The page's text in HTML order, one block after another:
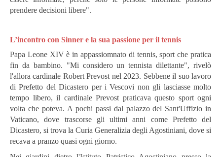
prendere decisioni libere".
L’incontro con Sinner e la sua passione per il tennis
Papa Leone XIV è in appassiomnato di tennis, sport che pratica
fin da bambino. "Mi considero un tennista dilettante", rivelò
l'allora cardinale Robert Prevost nel 2023. Sebbene il suo lavoro
di Prefetto del Dicastero per i Vescovi non gli lasciasse molto
tempo libero, il cardinale Prevost praticava questo sport ogni
volta che poteva. A pochi passi dal palazzo del Sant'Uffizio in
Vaticano, dove trascorse gli ultimi anni come Prefetto del
Dicastero, si trova la Curia Generalizia degli Agostiniani, dove si
recava a pranzo quasi ogni giorno.